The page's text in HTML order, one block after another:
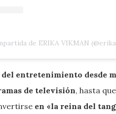
de ERIKA VIKMAN
entretenimiento desde
de televisión, hasta
en «la reina del